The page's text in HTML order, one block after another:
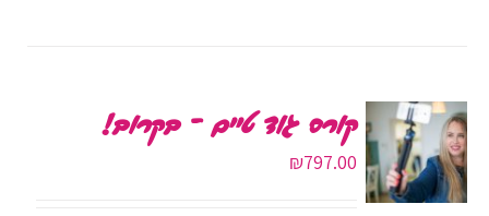
קורס גוד טיים – בקרוב!
₪797.00